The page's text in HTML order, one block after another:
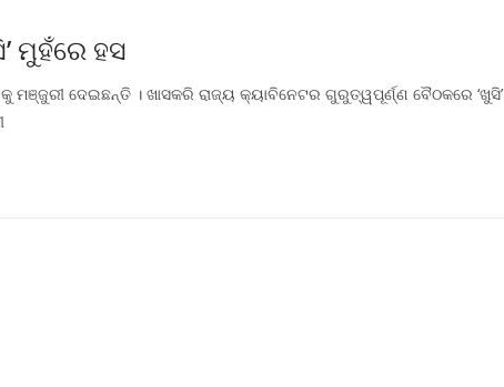
ମୁହଁରେ ହସ
ମଞ୍ଜୁରୀ ଦେଇଛନ୍ତି । ଖାସକରି ରାଜ୍ୟ କ୍ୟାବିନେଟର ଗୁରୁତ୍ୱପୂର୍ଣ୍ଣ ବୈଠକରେ ‘ଖୁସି’